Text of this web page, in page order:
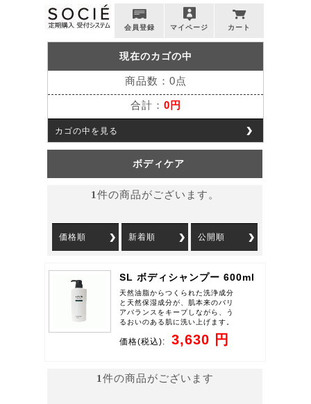
会員登録 マイページ カート
現在のカゴの中
商品数：0点
合計： 0円
カゴの中を見る
ボディケア
1 件の商品がございます。
価格順 新着順 公開順
SL ボディシャンプー 600ml
天然油脂からつくられた洗浄成分
と天然保湿成分が、肌本来のバリ
アバランスをキープしながら、う
るおいのある肌に洗い上げます。
価格(税込): 3,630 円
1 件の商品がございます